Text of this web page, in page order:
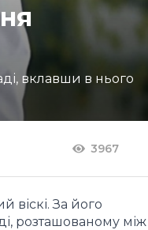
вклавши в нього
3967
віскі. За його
розташованому між